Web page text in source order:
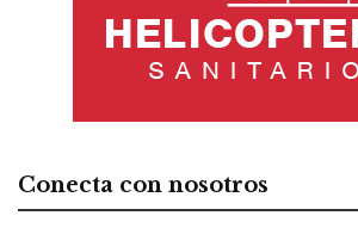
Conecta con nosotros